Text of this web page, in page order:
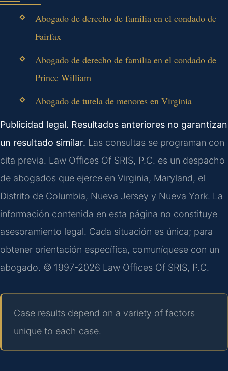
Abogado de derecho de familia en el condado de
Fairfax
Abogado de derecho de familia en el condado de
Prince William
Abogado de tutela de menores en Virginia
Publicidad legal. Resultados anteriores no garantizan
un resultado similar. Las consultas se programan con
cita previa. Law Offices Of SRIS, P.C. es un despacho
de abogados que ejerce en Virginia, Maryland, el
Distrito de Columbia, Nueva Jersey y Nueva York. La
información contenida en esta página no constituye
asesoramiento legal. Cada situación es única; para
obtener orientación específica, comuníquese con un
abogado. © 1997-2026 Law Offices Of SRIS, P.C.
Case results depend on a variety of factors
unique to each case.